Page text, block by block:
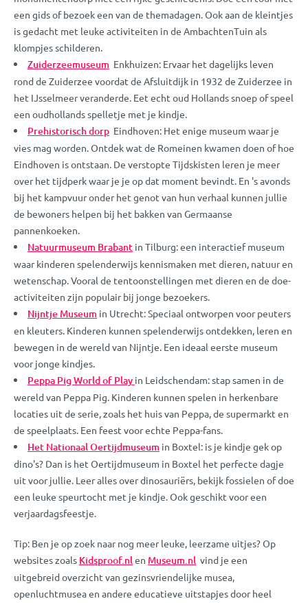
een gids of bezoek een van de themadagen. Ook aan de kleintjes
is gedacht met leuke activiteiten in de AmbachtenTuin als
klompjes schilderen.
Zuiderzeemuseum Enkhuizen: Ervaar het dagelijks leven
rond de Zuiderzee voordat de Afsluitdijk in 1932 de Zuiderzee in
het IJsselmeer veranderde. Eet echt oud Hollands snoep of speel
een oudhollands spelletje met je kindje.
Prehistorisch dorp Eindhoven: Het enige museum waar je
vies mag worden. Ontdek wat de Romeinen kwamen doen of hoe
Eindhoven is ontstaan. De verstopte Tijdskisten leren je meer
over het tijdperk waar je je op dat moment bevindt. En 's avonds
bij het kampvuur onder het genot van hun verhaal kunnen jullie
de bewoners helpen bij het bakken van Germaanse
pannenkoeken.
Natuurmuseum Brabant in Tilburg: een interactief museum
waar kinderen spelenderwijs kennismaken met dieren, natuur en
wetenschap. Vooral de tentoonstellingen met dieren en de doe-
activiteiten zijn populair bij jonge bezoekers.
Nijntje Museum in Utrecht: Speciaal ontworpen voor peuters
en kleuters. Kinderen kunnen spelenderwijs ontdekken, leren en
bewegen in de wereld van Nijntje. Een ideaal eerste museum
voor jonge kindjes.
Peppa Pig World of Play in Leidschendam: stap samen in de
wereld van Peppa Pig. Kinderen kunnen spelen in herkenbare
locaties uit de serie, zoals het huis van Peppa, de supermarkt en
de speelplaats. Een feest voor echte Peppa-fans.
Het Nationaal Oertijdmuseum in Boxtel: is je kindje gek op
dino's? Dan is het Oertijdmuseum in Boxtel het perfecte dagje
uit voor jullie. Leer alles over dinosauriërs, bekijk fossielen of doe
een leuke speurtocht met je kindje. Ook geschikt voor een
verjaardagsfeestje.
Tip: Ben je op zoek naar nog meer leuke, leerzame uitjes? Op
websites zoals Kidsproof.nlen Museum.nl vind je een
uitgebreid overzicht van gezinsvriendelijke musea,
openluchtmusea en andere educatieve uitstapjes door heel